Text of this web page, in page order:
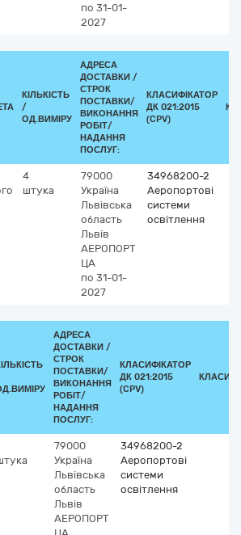
по 31-01-
2027
КІЛЬКІСТЬ
/
ОД.ВИМІРУ
АДРЕСА
ДОСТАВКИ /
СТРОК
ПОСТАВКИ/
ВИКОНАННЯ
РОБІТ/
НАДАННЯ
ПОСЛУГ:
КЛАСИФІКАТОР
ДК 021:2015
(CPV)
4
штука
79000
Україна
Львівська
область
Львів
АЕРОПОРТ
ЦА
по 31-01-
2027
34968200-2
Аеропортові
системи
освітлення
АДРЕСА
ДОСТАВКИ /
СТРОК
ПОСТАВКИ/
ВИКОНАННЯ
РОБІТ/
НАДАННЯ
ПОСЛУГ:
КЛАСИФІКАТОР
ДК 021:2015
(CPV)
79000
Україна
Львівська
область
Львів
АЕРОПОРТ
34968200-2
Аеропортові
системи
освітлення